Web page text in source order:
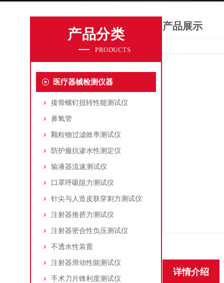
产品分类
PRODUCTS
医疗器械检测仪器
接骨螺钉扭转性能测试仪
鼻氧管
颗粒物过滤效率测试仪
防护服抗渗水性测定仪
输液器流速测试仪
口罩呼吸阻力测试仪
针尖与人造皮肤穿刺力测试仪
注射器推挤力测试仪
注射器密合性负压测试仪
不透水性装置
注射器滑动性能测试仪
手术刀片锋利度测试仪
产品展示
详情介绍